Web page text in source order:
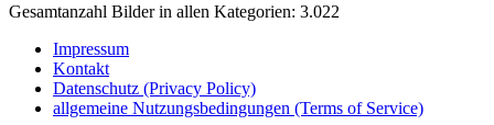
Gesamtanzahl Bilder in allen Kategorien: 3.022
Impressum
Kontakt
Datenschutz (Privacy Policy)
allgemeine Nutzungsbedingungen (Terms of Service)